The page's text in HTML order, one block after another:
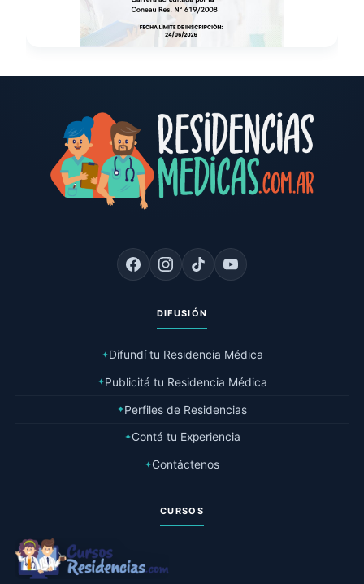
DIFUSIÓN
✦Difundí tu Residencia Médica
✦Publicitá tu Residencia Médica
✦Perfiles de Residencias
✦Contá tu Experiencia
✦Contáctenos
CURSOS